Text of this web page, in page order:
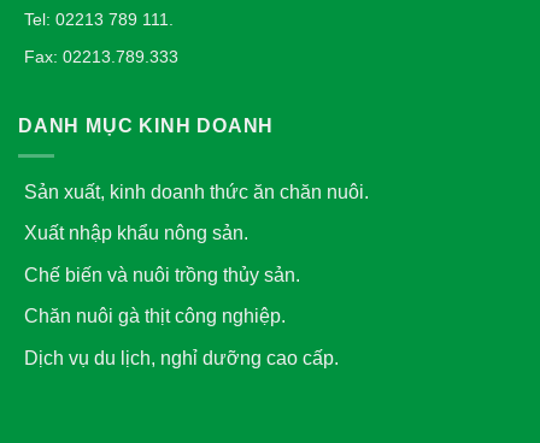
Tel: 02213 789 111.
Fax: 02213.789.333
DANH MỤC KINH DOANH
Sản xuất, kinh doanh thức ăn chăn nuôi.
Xuất nhập khẩu nông sản.
Chế biến và nuôi trồng thủy sản.
Chăn nuôi gà thịt công nghiệp.
Dịch vụ du lịch, nghỉ dưỡng cao cấp.